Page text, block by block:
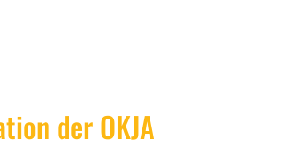
der OKJA